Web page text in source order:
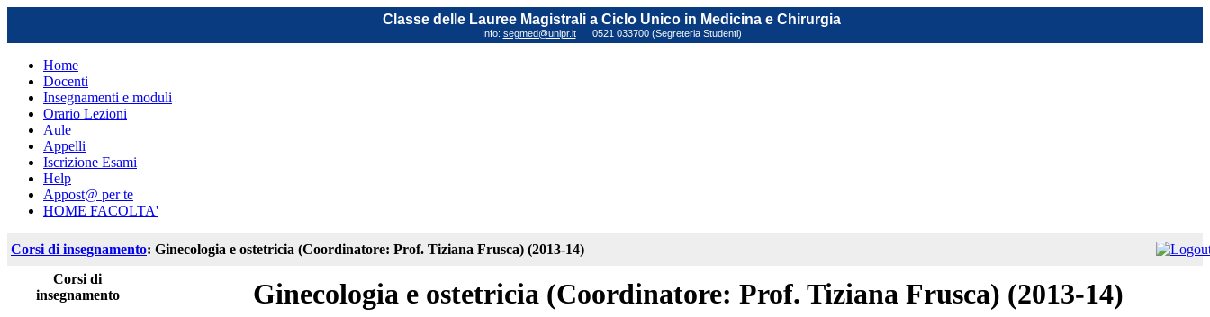
Classe delle Lauree Magistrali a Ciclo Unico in Medicina e Chirurgia
Info: segmed@unipr.it 0521 033700 (Segreteria Studenti)
Home
Docenti
Insegnamenti e moduli
Orario Lezioni
Aule
Appelli
Iscrizione Esami
Help
Appost@ per te
HOME FACOLTA'
Corsi di insegnamento: Ginecologia e ostetricia (Coordinatore: Prof. Tiziana Frusca) (2013-14)
Corsi di
insegnamento
Ginecologia e ostetricia (Coordinatore: Prof. Tiziana Frusca) (2013-14)